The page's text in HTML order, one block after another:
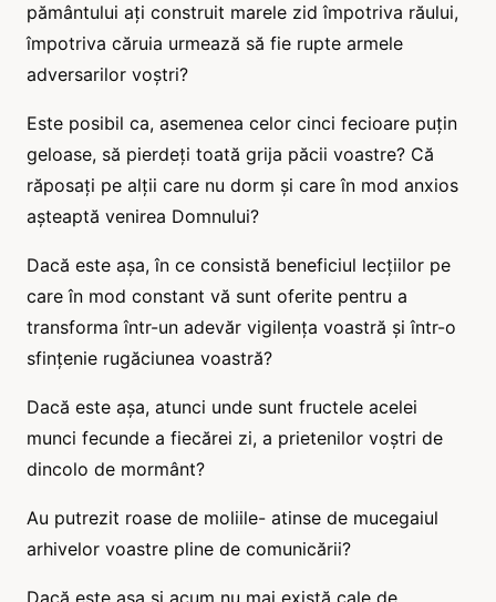
pământului ați construit marele zid împotriva răului,
împotriva căruia urmează să fie rupte armele
adversarilor voștri?
Este posibil ca, asemenea celor cinci fecioare puțin
geloase, să pierdeți toată grija păcii voastre? Că
răposați pe alții care nu dorm și care în mod anxios
așteaptă venirea Domnului?
Dacă este așa, în ce consistă beneficiul lecțiilor pe
care în mod constant vă sunt oferite pentru a
transforma într-un adevăr vigilența voastră și într-o
sfințenie rugăciunea voastră?
Dacă este așa, atunci unde sunt fructele acelei
munci fecunde a fiecărei zi, a prietenilor voștri de
dincolo de mormânt?
Au putrezit roase de moliile- atinse de mucegaiul
arhivelor voastre pline de comunicării?